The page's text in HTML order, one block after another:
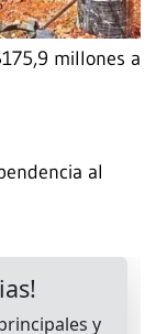
millones a
al